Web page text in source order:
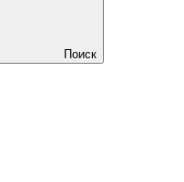
Поиск